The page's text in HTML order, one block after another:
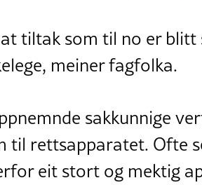
tiltak som til no er blitt
meiner fagfolka.
sakkunnige
til rettsapparatet. Ofte
eit stort og mektig